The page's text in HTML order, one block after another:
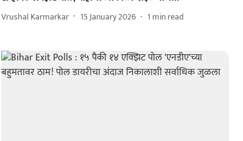
Vrushal Karmarkar 15 January 2026 1 min read